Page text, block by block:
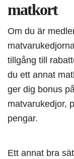
matkort
Om du är
tillgång till
du ett annat
ger dig bonus
matvarukedjor,
pengar.
Ett annat bra